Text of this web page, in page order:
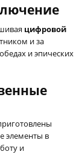
цифровой
и за
и эпических
элементы в
и